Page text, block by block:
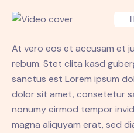
At vero eos et accusam et
rebum. Stet clita kasd
sanctus est Lorem ipsum
dolor sit amet, consetetur
nonumy eirmod tempor
magna aliquyam erat, sed